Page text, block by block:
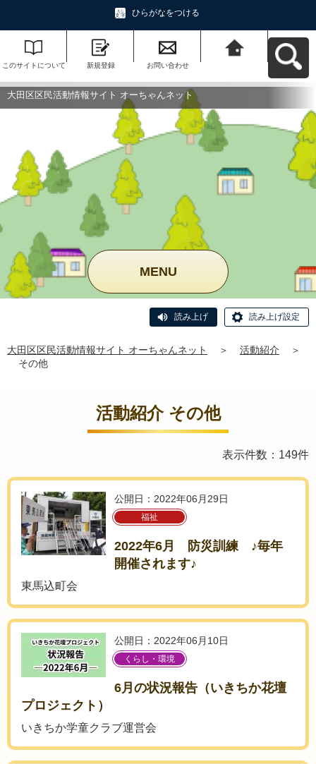
ひらがなをつける
このサイトについて 新規登録 お問い合わせ
ットへ戻る
大田区区民活動情報サイト オーちゃんネット
MENU
読み上げ 読み上げ設定
大田区区民活動情報サイト オーちゃんネット ＞ 活動紹介
＞
その他
活動紹介 その他
表示件数：149件
公開日：2022年06月29日
福祉
2022年6月 防災訓練 ♪毎年
開催されます♪
東馬込町会
公開日：2022年06月10日
くらし・環境
6月の状況報告（いきちか花壇
プロジェクト）
いきちか学童クラブ運営会